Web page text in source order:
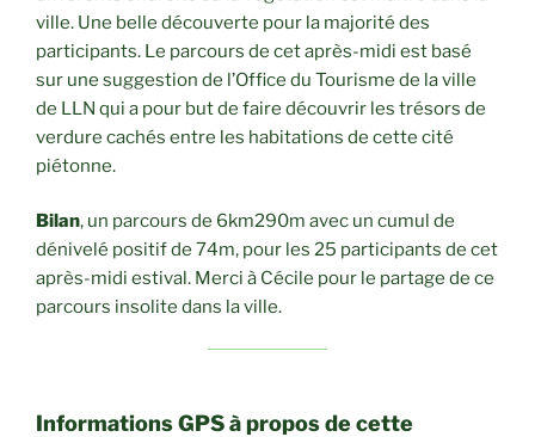
ville. Une belle découverte pour la majorité des
participants. Le parcours de cet après-midi est basé
sur une suggestion de l’Office du Tourisme de la ville
de LLN qui a pour but de faire découvrir les trésors de
verdure cachés entre les habitations de cette cité
piétonne.
Bilan, un parcours de 6km290m avec un cumul de
dénivelé positif de 74m, pour les 25 participants de cet
après-midi estival. Merci à Cécile pour le partage de ce
parcours insolite dans la ville.
Informations GPS à propos de cette